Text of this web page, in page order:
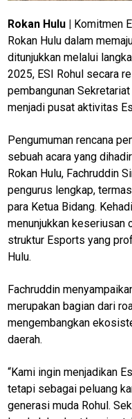
Rokan Hulu | Komitmen
Rokan Hulu dalam
ditunjukkan melalui
2025, ESI Rohul secara
pembangunan
menjadi pusat aktivitas
Pengumuman rencana
sebuah acara yang
Rokan Hulu, Fachruddin
pengurus lengkap,
para Ketua Bidang.
menunjukkan keseriusan
struktur Esports yang
Hulu.
Fachruddin
merupakan bagian dari
mengembangkan
daerah.
“Kami ingin menjadikan
tetapi sebagai peluang
generasi muda Rohul.